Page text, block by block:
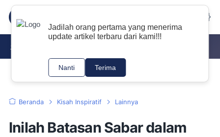
Jadilah orang pertama yang menerima
update artikel terbaru dari kami!!!
Nanti Terima
Beranda Kisah Inspiratif Lainnya
Inilah Batasan Sabar dalam